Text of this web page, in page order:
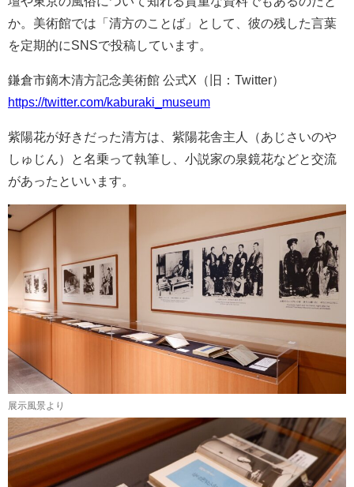
か。美術館では「清方のことば」として、彼の残した言葉
を定期的にSNSで投稿しています。
鎌倉市鏑木清方記念美術館 公式X（旧：Twitter）
https://twitter.com/kaburaki_museum
紫陽花が好きだった清方は、紫陽花舎主人（あじさいのや
しゅじん）と名乗って執筆し、小説家の泉鏡花などと交流
があったといいます。
展示風景より